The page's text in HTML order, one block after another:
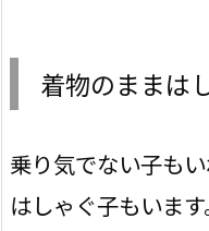
着物のままは
乗り気でない子も
はしゃぐ子もいます